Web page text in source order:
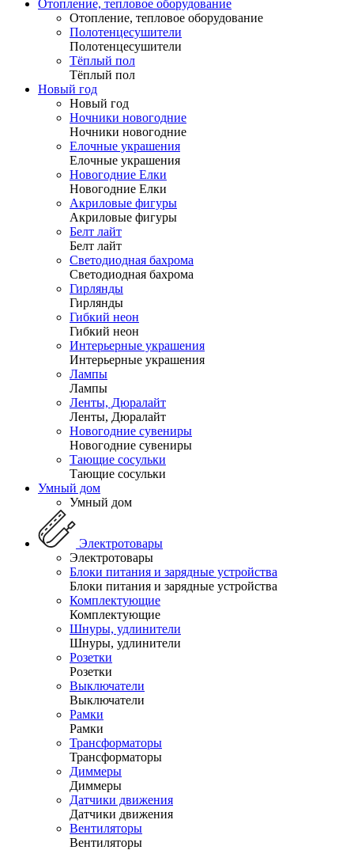
Отопление, тепловое оборудование
Отопление, тепловое оборудование
Полотенцесушители
Полотенцесушители
Тёплый пол
Тёплый пол
Новый год
Новый год
Ночники новогодние
Ночники новогодние
Елочные украшения
Елочные украшения
Новогодние Елки
Новогодние Елки
Акриловые фигуры
Акриловые фигуры
Белт лайт
Белт лайт
Светодиодная бахрома
Светодиодная бахрома
Гирлянды
Гирлянды
Гибкий неон
Гибкий неон
Интерьерные украшения
Интерьерные украшения
Лампы
Лампы
Ленты, Дюралайт
Ленты, Дюралайт
Новогодние сувениры
Новогодние сувениры
Тающие сосульки
Тающие сосульки
Умный дом
Умный дом
Электротовары
Электротовары
Блоки питания и зарядные устройства
Блоки питания и зарядные устройства
Комплектующие
Комплектующие
Шнуры, удлинители
Шнуры, удлинители
Розетки
Розетки
Выключатели
Выключатели
Рамки
Рамки
Трансформаторы
Трансформаторы
Диммеры
Диммеры
Датчики движения
Датчики движения
Вентиляторы
Вентиляторы